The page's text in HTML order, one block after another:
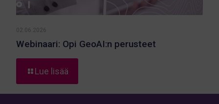
02.06.2026
Webinaari: Opi GeoAI:n perusteet
Lue lisää
Webinaari: